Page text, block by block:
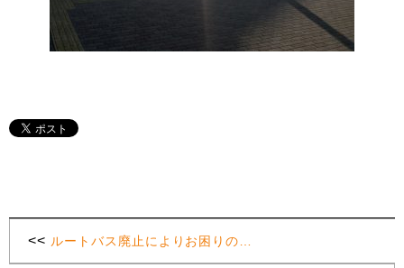
<< ルートバス廃止によりお困りの…